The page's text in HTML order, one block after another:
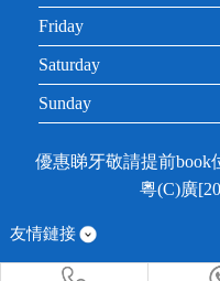
Friday
Saturday
Sunday
優惠睇牙敬請提前book
粵(C)廣
友情鏈接